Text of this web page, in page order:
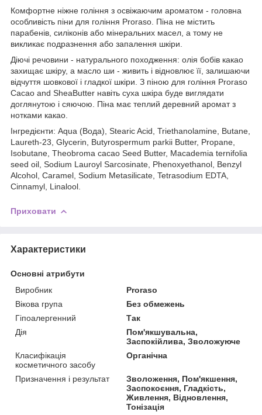
Комфортне ніжне гоління з освіжаючим ароматом - головна
особливість піни для гоління Proraso. Піна не містить
парабенів, силіконів або мінеральних масел, а тому не
викликає подразнення або запалення шкіри.
Діючі речовини - натурального походження: олія бобів какао
захищає шкіру, а масло ши - живить і відновлює її, залишаючи
відчуття шовкової і гладкої шкіри. З піною для гоління Proraso
Cacao and SheaButter навіть суха шкіра буде виглядати
доглянутою і сяючою. Піна має теплий деревний аромат з
нотками какао.
Інгредієнти: Aqua (Вода), Stearic Acid, Triethanolamine, Butane,
Laureth-23, Glycerin, Butyrospermum parkii Butter, Propane,
Isobutane, Theobroma cacao Seed Butter, Macademia ternifolia
seed oil, Sodium Lauroyl Sarcosinate, Phenoxyethanol, Benzyl
Alcohol, Caramel, Sodium Metasilicate, Tetrasodium EDTA,
Cinnamyl, Linalool.
Приховати
Характеристики
Основні атрибути
Виробник
Proraso
Вікова група
Без обмежень
Гіпоалергенний
Так
Дія
Пом'якшувальна,
Заспокійлива, Зволожуюче
Класифікація
косметичного засобу
Органічна
Призначення і результат
Зволоження, Пом'якшення,
Заспокоєння, Гладкість,
Живлення, Відновлення,
Тонізація